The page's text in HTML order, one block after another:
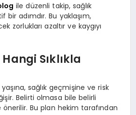
ile düzenli takip, sağlık
adımdır. Bu yaklaşım,
zorlukları azaltır ve kaygıyı
Sıklıkla
yaşına, sağlık geçmişine ve risk
Belirti olmasa bile belirli
önerilir. Bu plan hekim tarafından